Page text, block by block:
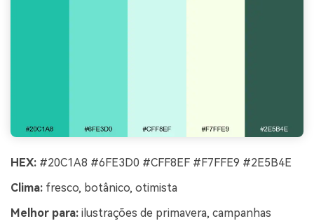
HEX: #20C1A8 #6FE3D0 #CFF8EF #F7FFE9 #2E5B4E
Clima: fresco, botânico, otimista
Melhor para: ilustrações de primavera, campanhas